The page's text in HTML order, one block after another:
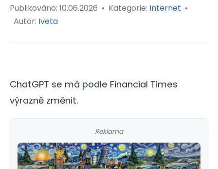
Publikováno: 10.06.2026 • Kategorie: Internet •
Autor: Iveta
ChatGPT se má podle Financial Times
výrazně změnit.
Reklama